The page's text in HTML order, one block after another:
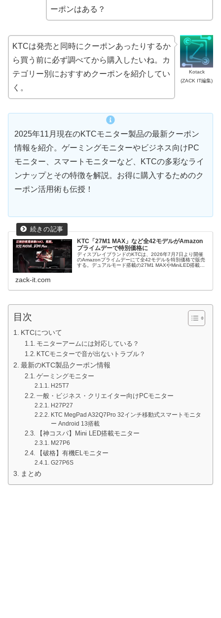
ーポンはある？
Kotack
(ZACK IT編集)
KTCは発売と同時にクーポンあったりするか
ら買う前に必ず調べてから購入したいね。カ
テゴリー別におすすめクーポンを紹介してい
く。
2025年11月現在のKTCモニター製品の最新クーポン
情報を紹介。ゲーミングモニターやビジネス向けPC
モニター、スマートモニターなど、KTCの多彩なライ
ンナップとその特徴を解説。お得に購入するためのク
ーポン活用術も伝授！
KTC「27M1 MAX」など全42モデルがAmazon
プライムデーで特別価格に
ディスプレイブランドのKTCは、2026年7月7日より開催
のAmazonプライムデーにて全42モデルを特別価格で販売
する。デュアルモード搭載の27M1 MAXやMiniLED搭載の
zack-it.com
目次
KTCについて
モニターアームには対応している？
KTCモニターで音が出ないトラブル？
最新のKTC製品クーポン情報
ゲーミングモニター
H25T7
一般・ビジネス・クリエイター向けPCモニター
H27P27
KTC MegPad A32Q7Pro 32インチ移動式スマートモニタ
ー Android 13搭載
【神コスパ】Mini LED搭載モニター
M27P6
【破格】有機ELモニター
G27P6S
まとめ